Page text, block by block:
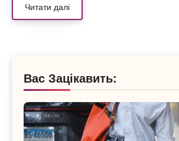
Читати далі
Вас Зацікавить: